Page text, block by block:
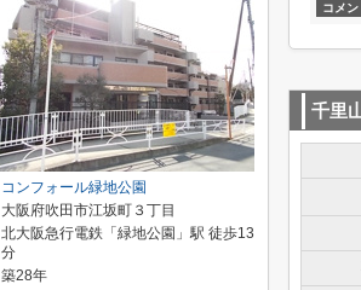
コメン
千里
コンフォール緑地公園
大阪府吹田市江坂町３丁目
北大阪急行電鉄「緑地公園」駅 徒歩13
分
築28年